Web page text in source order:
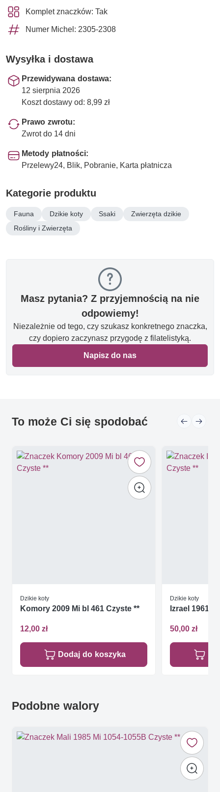
Komplet znaczków: Tak
Numer Michel: 2305-2308
Wysyłka i dostawa
Przewidywana dostawa:
12 sierpnia 2026
Koszt dostawy od: 8,99 zł
Prawo zwrotu:
Zwrot do 14 dni
Metody płatności:
Przelewy24, Blik, Pobranie, Karta płatnicza
Kategorie produktu
Fauna Dzikie koty Ssaki
Zwierzęta dzikie
Rośliny i Zwierzęta
Masz pytania? Z przyjemnością na nie
odpowiemy!
Niezależnie od tego, czy szukasz konkretnego znaczka,
czy dopiero zaczynasz przygodę z filatelistyką.
Napisz do nas
To może Ci się spodobać
Dzikie koty
Komory 2009 Mi bl 461 Czyste **
12,00 zł
Dodaj do koszyka
Dzikie koty
Izrael 1961
50,00 zł
Podobne walory